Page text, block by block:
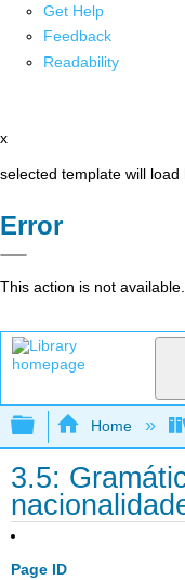
Get Help
Feedback
Readability
x
selected template will load
Error
This action is not available.
Expand/
Home
3.5:
Page ID